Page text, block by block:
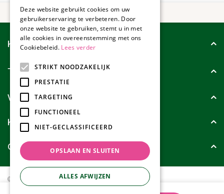
Klantenservice
Tuincollectie
Wie zijn wij?
Klanten geven ons
Contact
© Tuincollectie.nl
Green Solutions
Tuincentrum Overzicht
Deze website gebruikt cookies om uw
gebruikerservaring te verbeteren. Door
onze website te gebruiken, stemt u in met
alle cookies in overeenstemming met ons
Cookiebeleid. Lees verder
STRIKT NOODZAKELIJK
PRESTATIE
TARGETING
FUNCTIONEEL
NIET-GECLASSIFICEERD
OPSLAAN EN SLUITEN
ALLES AFWIJZEN